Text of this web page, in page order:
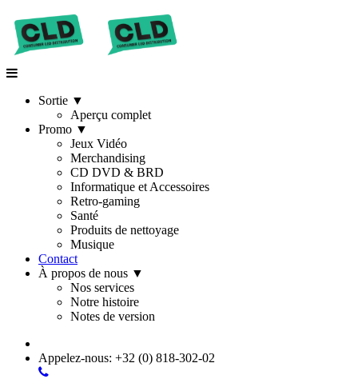
Sortie ▼
Aperçu complet
Promo ▼
Jeux Vidéo
Merchandising
CD DVD & BRD
Informatique et Accessoires
Retro-gaming
Santé
Produits de nettoyage
Musique
Contact
À propos de nous ▼
Nos services
Notre histoire
Notes de version
Appelez-nous: +32 (0) 818-302-02